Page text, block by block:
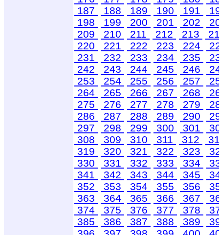
187
188 189 190 191
198
199 200 201 202
209
210 211 212 213
220
221 222 223 224
231
232 233 234 235
242
243 244 245 246
253
254 255 256 257
264
265 266 267 268
275
276 277 278 279
286
287 288 289 290
297
298 299 300 301
308
309 310 311 312
319
320 321 322 323
330
331 332 333 334
341
342 343 344 345
352
353 354 355 356
363
364 365 366 367
374
375 376 377 378
385
386 387 388 389